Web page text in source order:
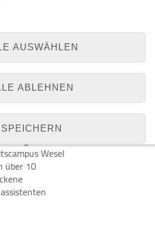
Lernen
aus
und
des
Wesel
über 10
AUSWÄHLEN
ABLEHNEN
SPEICHERN
anzeigen
|Datenschutz